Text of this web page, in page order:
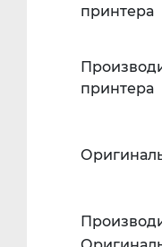
принтера
принтера